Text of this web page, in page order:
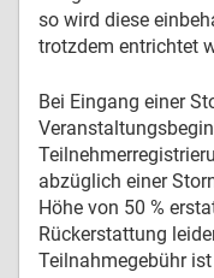
so wird diese
trotzdem entrichtet
Bei Eingang einer
abzüglich einer
Höhe von 50 %
Rückerstattung
Teilnahmegebühr